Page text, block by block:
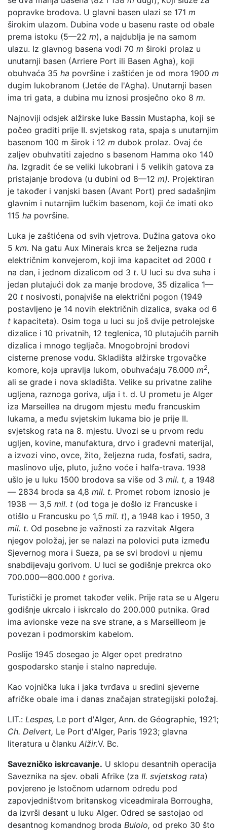
popravke brodova. U glavni basen ulazi se 171 m
širokim ulazom. Dubina vode u basenu raste od obale
prema istoku (5—22 m), a najdublja je na samom
ulazu. Iz glavnog basena vodi 70 m široki prolaz u
unutarnji basen (Arriere Port ili Basen Agha), koji
obuhvaća 35 ha površine i zaštićen je od mora 1900 m
dugim lukobranom (Jetée de l'Agha). Unutarnji basen
ima tri gata, a dubina mu iznosi prosječno oko 8 m.
Najnoviji odsjek alžirske luke Bassin Mustapha, koji se
počeo graditi prije II. svjetskog rata, spaja s unutarnjim
basenom 100 m širok i 12 m dubok prolaz. Ovaj će
zaljev obuhvatiti zajedno s basenom Hamma oko 140
ha. Izgradit će se veliki lukobrani i 5 velikih gatova za
pristajanje brodova (u dubini od 8—12 m). Projektiran
je također i vanjski basen (Avant Port) pred sadašnjim
glavnim i nutarnjim lučkim basenom, koji će imati oko
115 ha površine.
Luka je zaštićena od svih vjetrova. Dužina gatova oko
5 km. Na gatu Aux Minerais krca se željezna ruda
električnim konvejerom, koji ima kapacitet od 2000 t
na dan, i jednom dizalicom od 3 t. U luci su dva suha i
jedan plutajući dok za manje brodove, 35 dizalica 1—
20 t nosivosti, ponajviše na električni pogon (1949
postavljeno je 14 novih električnih dizalica, svaka od 6
t kapaciteta). Osim toga u luci su još dvije petrolejske
dizalice i 10 privatnih, 12 teglenica, 10 plutajućih parnih
dizalica i mnogo tegljača. Mnogobrojni brodovi
cisterne prenose vodu. Skladišta alžirske trgovačke
komore, koja upravlja lukom, obuhvaćaju 76.000 m2,
ali se grade i nova skladišta. Velike su privatne zalihe
ugljena, raznoga goriva, ulja i t. d. U prometu je Alger
iza Marseillea na drugom mjestu među francuskim
lukama, a među svjetskim lukama bio je prije II.
svjetskog rata na 8. mjestu. Uvozi se u prvom redu
ugljen, kovine, manufaktura, drvo i građevni materijal,
a izvozi vino, ovce, žito, željezna ruda, fosfati, sadra,
maslinovo ulje, pluto, južno voće i halfa-trava. 1938
ušlo je u luku 1500 brodova sa više od 3 mil. t, a 1948
— 2834 broda sa 4,8 mil. t. Promet robom iznosio je
1938 — 3,5 mil. t (od toga je došlo iz Francuske i
otišlo u Francusku po 1,5 mil. t), a 1948 kao i 1950, 3
mil. t. Od posebne je važnosti za razvitak Algera
njegov položaj, jer se nalazi na polovici puta između
Sjevernog mora i Sueza, pa se svi brodovi u njemu
snabdijevaju gorivom. U luci se godišnje prekrca oko
700.000—800.000 t goriva.
Turistički je promet također velik. Prije rata se u Algeru
godišnje ukrcalo i iskrcalo do 200.000 putnika. Grad
ima avionske veze na sve strane, a s Marseilleom je
povezan i podmorskim kabelom.
Poslije 1945 dosegao je Alger opet predratno
gospodarsko stanje i stalno napreduje.
Kao vojnička luka i jaka tvrđava u sredini sjeverne
afričke obale ima i danas značajan strategijski položaj.
LIT.: Lespes, Le port d'Alger, Ann. de Géographie, 1921;
Ch. Delvert, Le Port d'Alger, Paris 1923; glavna
literatura u članku Alžir.V. Bc.
Savezničko iskrcavanje. U sklopu desantnih operacija
Saveznika na sjev. obali Afrike (za II. svjetskog rata)
povjereno je Istočnom udarnom odredu pod
zapovjedništvom britanskog viceadmirala Borrougha,
da izvrši desant u luku Alger. Odred se sastojao od
desantnog komandnog broda Bulolo, od preko 30 što